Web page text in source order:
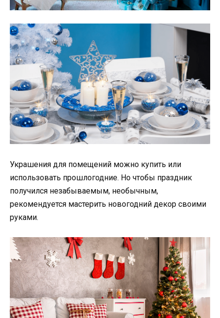
Украшения для помещений можно купить или
использовать прошлогодние. Но чтобы праздник
получился незабываемым, необычным,
рекомендуется мастерить новогодний декор своими
руками.